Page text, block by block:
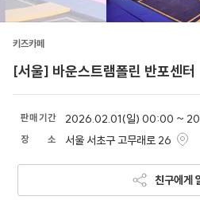
키즈카페
[서울] 바운스트램폴린 반포센터
판매 기간 2026.02.01(일) 00:00 ~
장 소 서울 서초구 고무래로 26
친구에게